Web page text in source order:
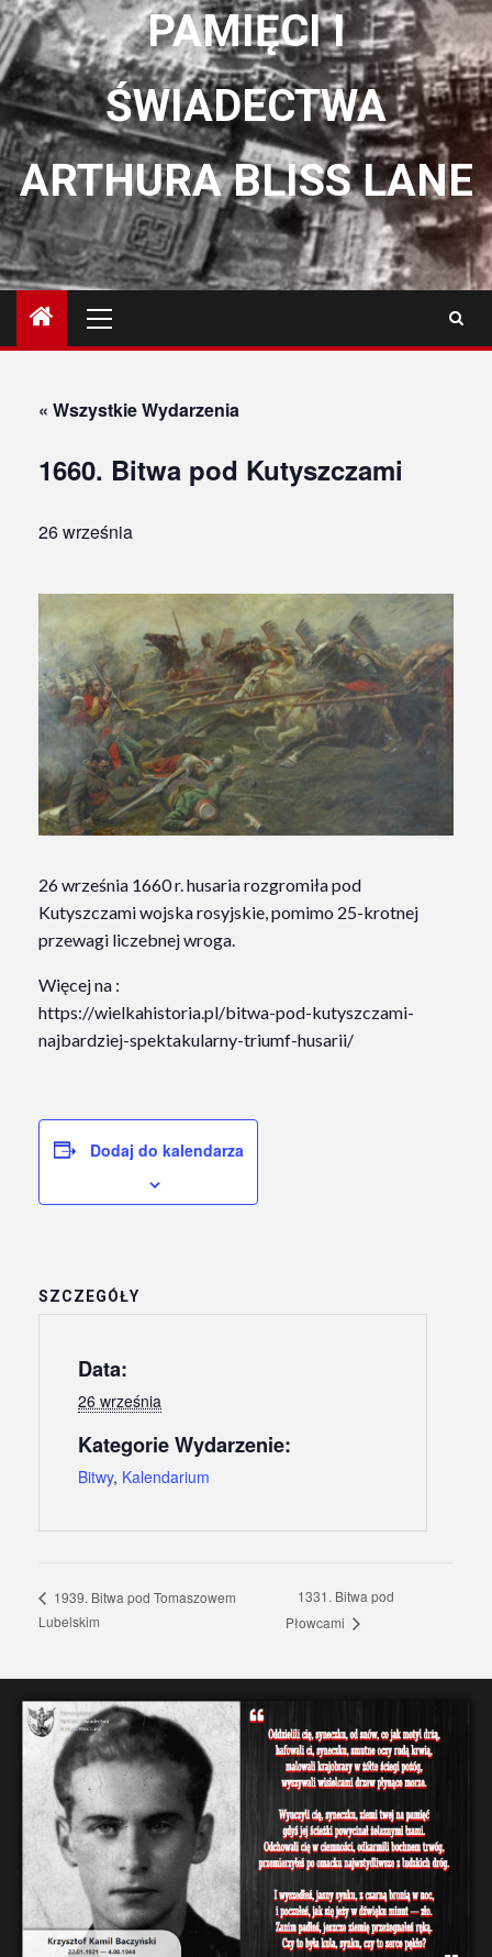
PAMIĘCI I
ŚWIADECTWA
ARTHURA BLISS LANE
główne
« Wszystkie Wydarzenia
1660. Bitwa pod Kutyszczami
26 września
26 września 1660 r. husaria rozgromiła pod
Kutyszczami wojska rosyjskie, pomimo 25-krotnej
przewagi liczebnej wroga.
Więcej na :
https://wielkahistoria.pl/bitwa-pod-kutyszczami-
najbardziej-spektakularny-triumf-husarii/
Dodaj do kalendarza
SZCZEGÓŁY
Data:
26 września
Kategorie Wydarzenie:
Bitwy, Kalendarium
1939. Bitwa pod Tomaszowem
Lubelskim
1331. Bitwa pod
Płowcami